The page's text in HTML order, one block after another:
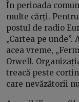
În perioada
multe cărți.
postul de radio
„Cartea pe
acea vreme,
Orwell.
treacă peste
care nevăzătorii